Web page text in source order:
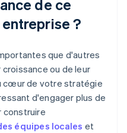
de ce
?
que d'autres
croissance ou de leur
cœur de votre stratégie
d'engager plus de
construire
équipes locales et